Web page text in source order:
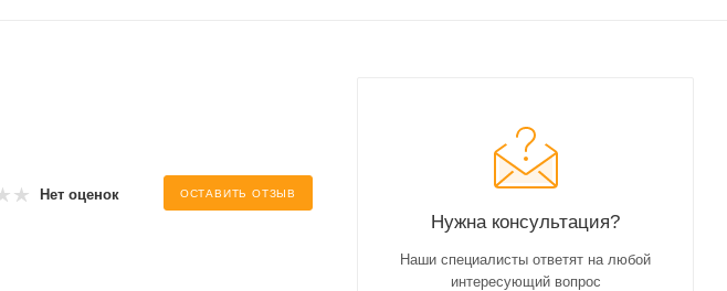
Нет оценок ОСТАВИТЬ ОТЗЫВ
Нужна консультация?
Наши специалисты ответят на любой
интересующий вопрос